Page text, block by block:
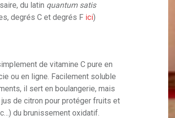
du latin quantum satis
degrés C et degrés F ici)
de vitamine C pure en
ou en ligne. Facilement soluble
il sert en boulangerie, mais
de citron pour protéger fruits et
du brunissement oxidatif.